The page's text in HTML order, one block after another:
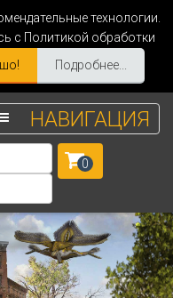
технологии.
с Политикой обработки
Подробнее...
НАВИГАЦИЯ
0